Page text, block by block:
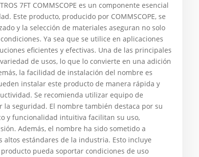
7FT COMMSCOPE es un componente esencial
Este producto, producido por COMMSCOPE, se
y la selección de materiales aseguran no solo
Ya sea que se utilice en aplicaciones
eficientes y efectivas. Una de las principales
de usos, lo que lo convierte en una adición
la facilidad de instalación del nombre es
instalar este producto de manera rápida y
Se recomienda utilizar equipo de
seguridad. El nombre también destaca por su
y funcionalidad intuitiva facilitan su uso,
Además, el nombre ha sido sometido a
estándares de la industria. Esto incluye
pueda soportar condiciones de uso